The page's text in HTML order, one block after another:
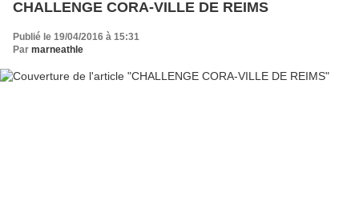
CHALLENGE CORA-VILLE DE REIMS
Publié le 19/04/2016 à 15:31
Par marneathle